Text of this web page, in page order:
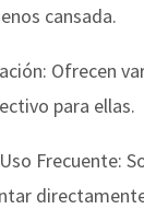
cansada.
Ofrecen
para ellas.
Frecuente: